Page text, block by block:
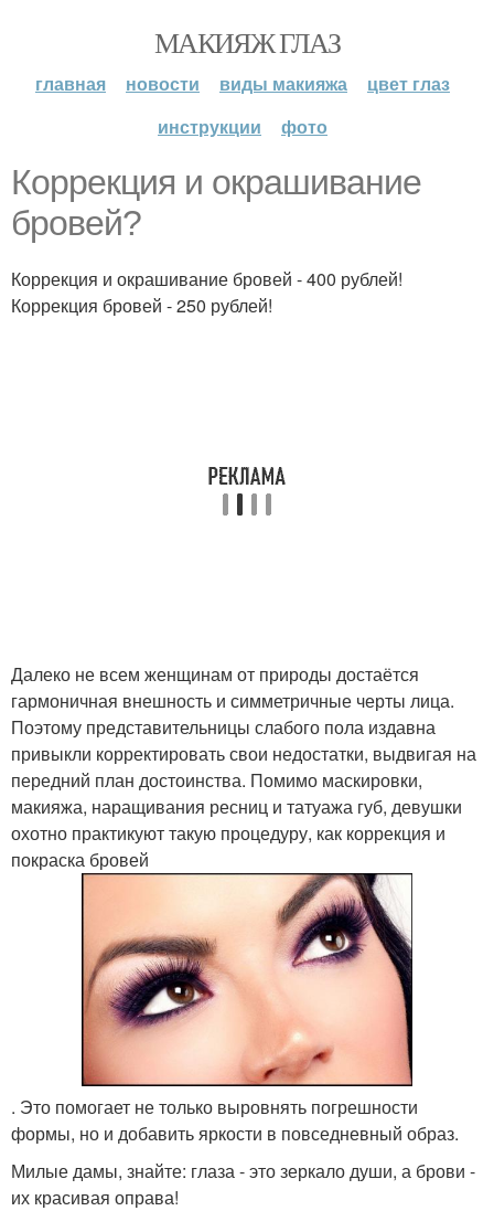
МАКИЯЖ ГЛАЗ
главная новости виды макияжа
цвет глаз
инструкции
фото
Коррекция и окрашивание
бровей?
Коррекция и окрашивание бровей - 400 рублей!
Коррекция бровей - 250 рублей!
Далеко не всем женщинам от природы достаётся
гармоничная внешность и симметричные черты лица.
Поэтому представительницы слабого пола издавна
привыкли корректировать свои недостатки, выдвигая на
передний план достоинства. Помимо маскировки,
макияжа, наращивания ресниц и татуажа губ, девушки
охотно практикуют такую процедуру, как коррекция и
покраска бровей
. Это помогает не только выровнять погрешности
формы, но и добавить яркости в повседневный образ.
Милые дамы, знайте: глаза - это зеркало души, а брови -
их красивая оправа!